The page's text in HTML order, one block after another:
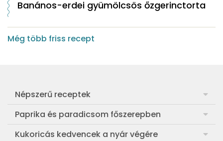
Banános-erdei gyümölcsös őzgerinctorta
Még több friss recept
Népszerű receptek
Frankfurti leves
Egyszerű muffin
Paprika és paradicsom főszerepben
Pan con Tomate
Kukoricás kedvencek a nyár végére